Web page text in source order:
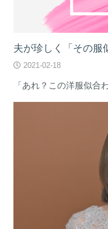
夫が珍しく「その服
2021-02-18
「あれ？この洋服似